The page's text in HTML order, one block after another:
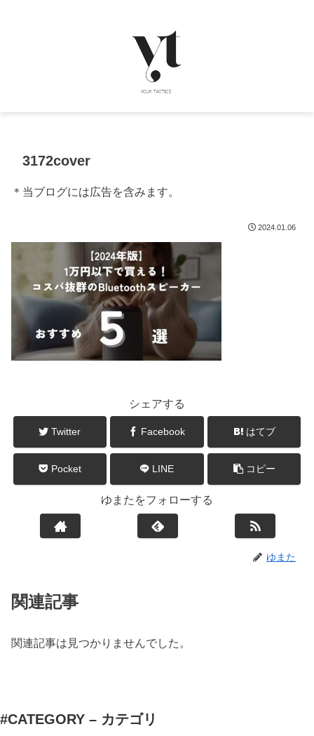
3172cover
＊当ブログには広告を含みます。
2024.01.06
シェアする
Twitter Facebook はてブ
Pocket LINE コピー
ゆまたをフォローする
ゆまた
関連記事
関連記事は見つかりませんでした。
#CATEGORY – カテゴリ